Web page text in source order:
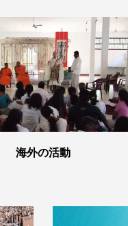
海外の活動